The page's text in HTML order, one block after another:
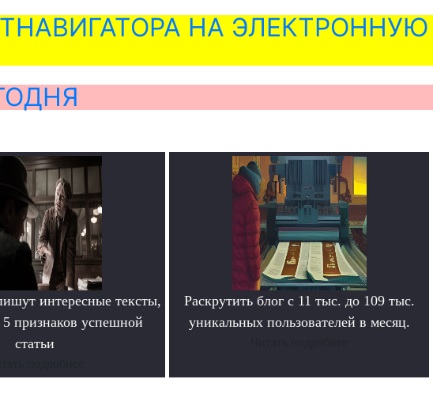
НА ЭЛЕКТРОННУЮ
интересные тексты,
признаков успешной
статьи
Раскрутить блог с 11 тыс. до 109 тыс.
уникальных пользователей в месяц.